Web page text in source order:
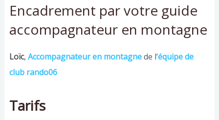
Encadrement par votre guide
accompagnateur en montagne
Loïc, Accompagnateur en montagnede l’équipe de
club rando06
Tarifs